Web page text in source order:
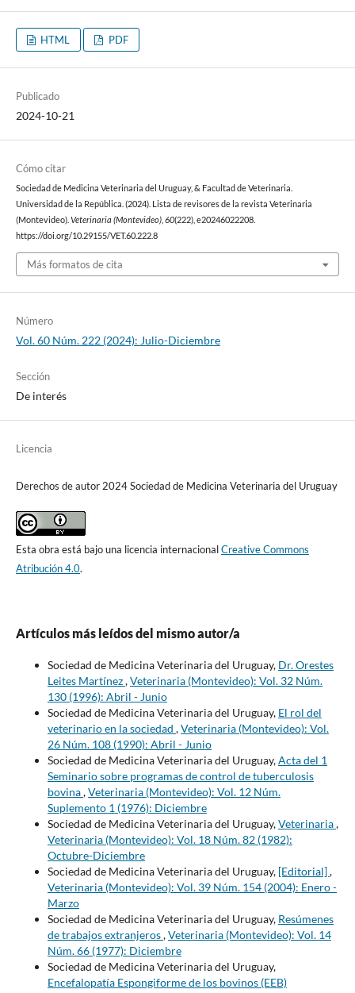
HTML PDF
Publicado
2024-10-21
Cómo citar
Sociedad de Medicina Veterinaria del Uruguay, & Facultad de Veterinaria.
Universidad de la República. (2024). Lista de revisores de la revista Veterinaria
(Montevideo). Veterinaria (Montevideo), 60(222), e20246022208.
https://doi.org/10.29155/VET.60.222.8
Más formatos de cita
Número
Vol. 60 Núm. 222 (2024): Julio-Diciembre
Sección
De interés
Licencia
Derechos de autor 2024 Sociedad de Medicina Veterinaria del Uruguay
Esta obra está bajo una licencia internacionalCreative Commons
Atribución 4.0.
Artículos más leídos del mismo autor/a
Sociedad de Medicina Veterinaria del Uruguay, Dr. Orestes
Leites Martínez,Veterinaria (Montevideo): Vol. 32 Núm.
130 (1996): Abril - Junio
Sociedad de Medicina Veterinaria del Uruguay, El rol del
veterinario en la sociedad ,Veterinaria (Montevideo): Vol.
26 Núm. 108 (1990): Abril - Junio
Sociedad de Medicina Veterinaria del Uruguay,Acta del 1
Seminario sobre programas de control de tuberculosis
bovina,Veterinaria (Montevideo): Vol. 12 Núm.
Suplemento 1 (1976): Diciembre
Sociedad de Medicina Veterinaria del Uruguay,Veterinaria,
Veterinaria (Montevideo): Vol. 18 Núm. 82 (1982):
Octubre-Diciembre
Sociedad de Medicina Veterinaria del Uruguay, [Editorial],
Veterinaria (Montevideo): Vol. 39 Núm. 154 (2004): Enero -
Marzo
Sociedad de Medicina Veterinaria del Uruguay, Resúmenes
de trabajos extranjeros,Veterinaria (Montevideo): Vol. 14
Núm. 66 (1977): Diciembre
Sociedad de Medicina Veterinaria del Uruguay,
Encefalopatía Espongiforme de los bovinos (EEB)